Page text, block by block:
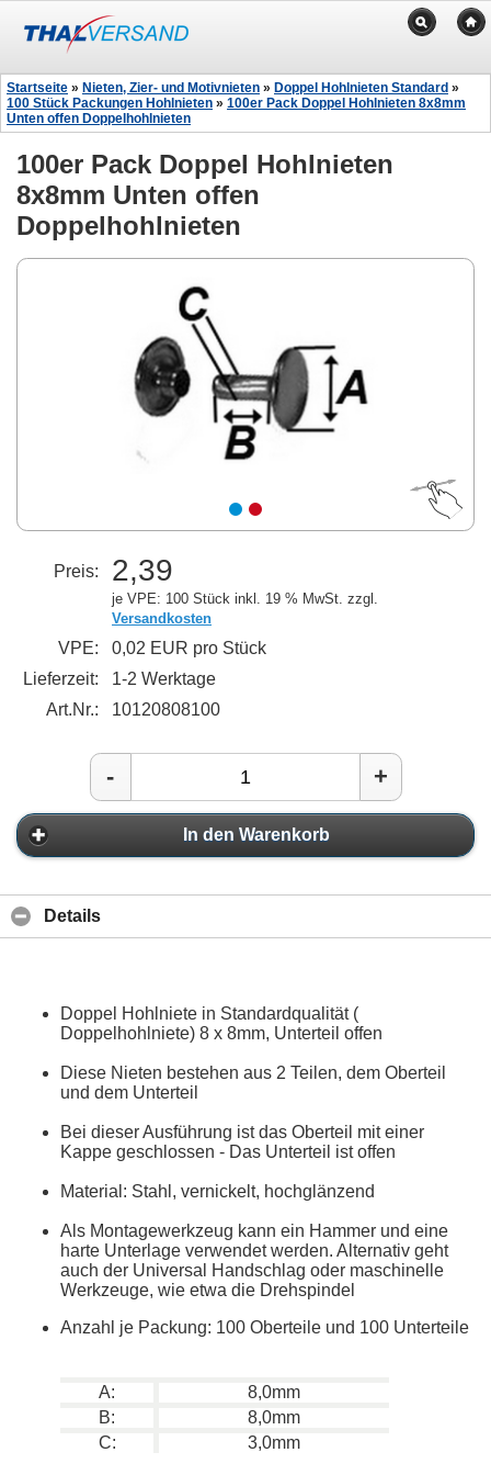
Startseite » Nieten, Zier- und Motivnieten » Doppel Hohlnieten Standard »
100 Stück Packungen Hohlnieten » 100er Pack Doppel Hohlnieten 8x8mm
Unten offen Doppelhohlnieten
100er Pack Doppel Hohlnieten
8x8mm Unten offen
Doppelhohlnieten
Preis: 2,39
je VPE: 100 Stück inkl. 19 % MwSt. zzgl.
Versandkosten
VPE:
0,02 EUR pro Stück
Lieferzeit:
1-2 Werktage
Art.Nr.:
10120808100
- +
In den Warenkorb
Details
Doppel Hohlniete in Standardqualität (
Doppelhohlniete) 8 x 8mm, Unterteil offen
Diese Nieten bestehen aus 2 Teilen, dem Oberteil
und dem Unterteil
Bei dieser Ausführung ist das Oberteil mit einer
Kappe geschlossen - Das Unterteil ist offen
Material: Stahl, vernickelt, hochglänzend
Als Montagewerkzeug kann ein Hammer und eine
harte Unterlage verwendet werden. Alternativ geht
auch der Universal Handschlag oder maschinelle
Werkzeuge, wie etwa die Drehspindel
Anzahl je Packung: 100 Oberteile und 100 Unterteile
A:
8,0mm
B:
8,0mm
C:
3,0mm